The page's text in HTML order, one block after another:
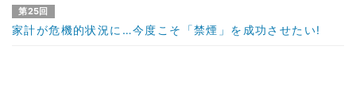
第25回
家計が危機的状況に…今度こそ「禁煙」を成功させたい!